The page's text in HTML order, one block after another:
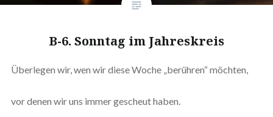
B-6. Sonntag im Jahreskreis
Überlegen wir, wen wir diese Woche „berühren“ möchten,
vor denen wir uns immer gescheut haben.